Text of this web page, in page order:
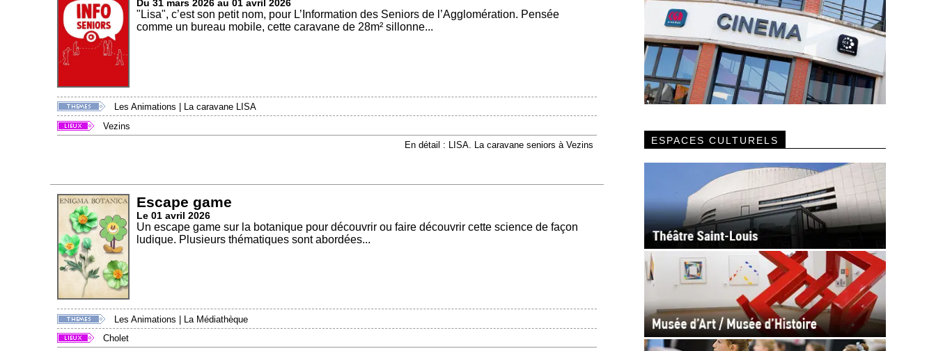
Du 31 mars 2026 au 01 avril 2026
"Lisa", c’est son petit nom, pour L’Information des Seniors de l’Agglomération. Pensée
comme un bureau mobile, cette caravane de 28m² sillonne...
Les Animations
La caravane LISA
Vezins
En détail : LISA. La caravane seniors à Vezins
Escape game
Le 01 avril 2026
Un escape game sur la botanique pour découvrir ou faire découvrir cette science de façon
ludique. Plusieurs thématiques sont abordées...
Les Animations | La Médiathèque
Cholet
ESPACES CULTURELS